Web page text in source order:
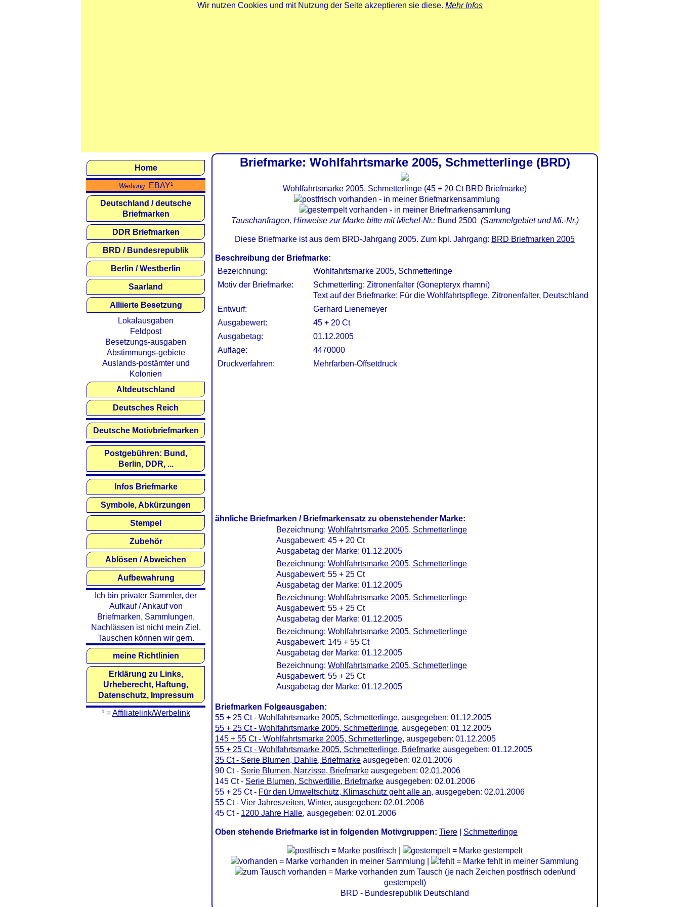
Wir nutzen Cookies und mit Nutzung der Seite akzeptieren sie diese. Mehr Infos
Briefmarke: Wohlfahrtsmarke 2005, Schmetterlinge (BRD)
Wohlfahrtsmarke 2005, Schmetterlinge (45 + 20 Ct BRD Briefmarke)
Tauschanfragen, Hinweise zur Marke bitte mit Michel-Nr.: Bund 2500(Sammelgebiet und Mi.-Nr.)
Diese Briefmarke ist aus dem BRD-Jahrgang 2005. Zum kpl. Jahrgang: BRD Briefmarken 2005
Beschreibung der Briefmarke:
Bezeichnung:
Wohlfahrtsmarke 2005, Schmetterlinge
Motiv der Briefmarke:
Schmetterling: Zitronenfalter (Gonepteryx rhamni)
Text auf der Briefmarke: Für die Wohlfahrtspflege, Zitronenfalter, Deutschland
Entwurf:
Gerhard Lienemeyer
Ausgabewert:
45 + 20 Ct
Ausgabetag:
01.12.2005
Auflage:
4470000
Druckverfahren:
Mehrfarben-Offsetdruck
ähnliche Briefmarken / Briefmarkensatz zu obenstehender Marke:
Bezeichnung: Wohlfahrtsmarke 2005, Schmetterlinge
Ausgabewert: 45 + 20 Ct
Ausgabetag der Marke: 01.12.2005
Bezeichnung: Wohlfahrtsmarke 2005, Schmetterlinge
Ausgabewert: 55 + 25 Ct
Ausgabetag der Marke: 01.12.2005
Bezeichnung: Wohlfahrtsmarke 2005, Schmetterlinge
Ausgabewert: 55 + 25 Ct
Ausgabetag der Marke: 01.12.2005
Bezeichnung: Wohlfahrtsmarke 2005, Schmetterlinge
Ausgabewert: 145 + 55 Ct
Ausgabetag der Marke: 01.12.2005
Bezeichnung: Wohlfahrtsmarke 2005, Schmetterlinge
Ausgabewert: 55 + 25 Ct
Ausgabetag der Marke: 01.12.2005
Briefmarken Folgeausgaben:
55 + 25 Ct - Wohlfahrtsmarke 2005, Schmetterlinge, ausgegeben: 01.12.2005
55 + 25 Ct - Wohlfahrtsmarke 2005, Schmetterlinge, ausgegeben: 01.12.2005
145 + 55 Ct - Wohlfahrtsmarke 2005, Schmetterlinge, ausgegeben: 01.12.2005
55 + 25 Ct - Wohlfahrtsmarke 2005, Schmetterlinge, Briefmarke ausgegeben: 01.12.2005
35 Ct - Serie Blumen, Dahlie, Briefmarke ausgegeben: 02.01.2006
90 Ct - Serie Blumen, Narzisse, Briefmarke ausgegeben: 02.01.2006
145 Ct - Serie Blumen, Schwertlilie, Briefmarke ausgegeben: 02.01.2006
55 + 25 Ct - Für den Umweltschutz, Klimaschutz geht alle an, ausgegeben: 02.01.2006
55 Ct - Vier Jahreszeiten, Winter, ausgegeben: 02.01.2006
45 Ct - 1200 Jahre Halle, ausgegeben: 02.01.2006
Oben stehende Briefmarke ist in folgenden Motivgruppen: Tiere Schmetterlinge
= Marke postfrisch |
= Marke gestempelt
= Marke vorhanden in meiner Sammlung |
= Marke fehlt in meiner Sammlung
= Marke vorhanden zum Tausch (je nach Zeichen postfrisch oder/und
gestempelt)
BRD - Bundesrepublik Deutschland
Home
Werbung: EBAY¹
Deutschland / deutsche
Briefmarken
DDR Briefmarken
BRD / Bundesrepublik
Berlin / Westberlin
Saarland
Alliierte Besetzung
Lokalausgaben
Feldpost
Besetzungs-ausgaben
Abstimmungs-gebiete
Auslands-postämter und
Kolonien
Altdeutschland
Deutsches Reich
Deutsche Motivbriefmarken
Postgebühren: Bund,
Berlin, DDR, ...
Infos Briefmarke
Symbole, Abkürzungen
Stempel
Zubehör
Ablösen / Abweichen
Aufbewahrung
Ich bin privater Sammler, der
Aufkauf / Ankauf von
Briefmarken, Sammlungen,
Nachlässen ist nicht mein Ziel.
Tauschen können wir gern.
meine Richtlinien
Erklärung zu Links,
Urheberecht, Haftung,
Datenschutz, Impressum
¹ =Affiliatelink/Werbelink